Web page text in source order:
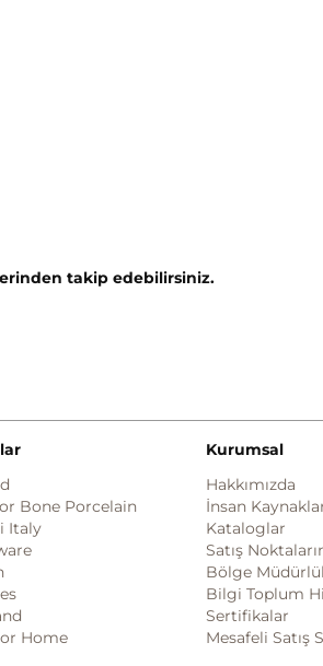
takip edebilirsiniz.
Bone Porcelain
Italy
Home
Kurumsal
Hakkımızda
İnsan
Kataloglar
Satış
Bölge
Bilgi Toplum
Sertifikalar
Mesafeli Satış